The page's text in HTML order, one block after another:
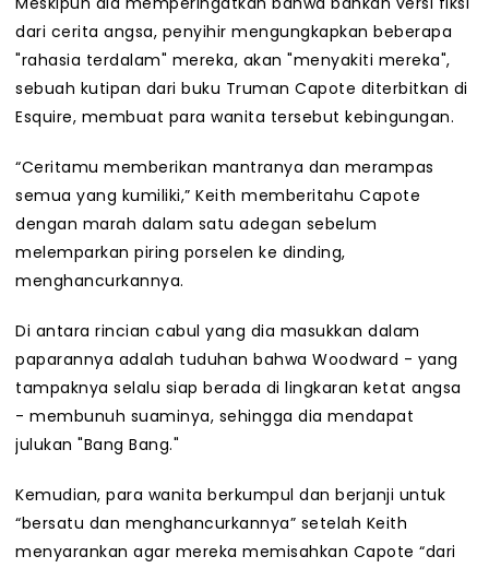
dari cerita angsa, penyihir mengungkapkan beberapa
"rahasia terdalam" mereka, akan "menyakiti mereka",
sebuah kutipan dari buku Truman Capote diterbitkan di
Esquire, membuat para wanita tersebut kebingungan.
“Ceritamu memberikan mantranya dan merampas
semua yang kumiliki,” Keith memberitahu Capote
dengan marah dalam satu adegan sebelum
melemparkan piring porselen ke dinding,
menghancurkannya.
Di antara rincian cabul yang dia masukkan dalam
paparannya adalah tuduhan bahwa Woodward - yang
tampaknya selalu siap berada di lingkaran ketat angsa
- membunuh suaminya, sehingga dia mendapat
julukan "Bang Bang."
Kemudian, para wanita berkumpul dan berjanji untuk
“bersatu dan menghancurkannya” setelah Keith
menyarankan agar mereka memisahkan Capote “dari